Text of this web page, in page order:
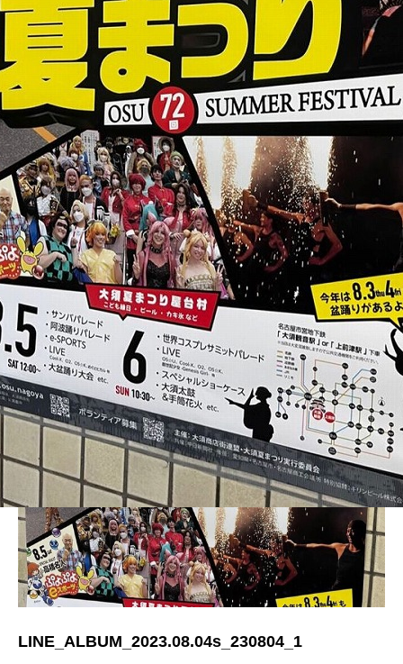
BLOG
LINE_ALBUM_2023.08.04s_230804_1
LINE_ALBUM_2023.08.04s_230804_1